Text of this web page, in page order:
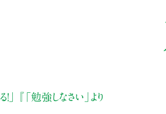
」
『「勉強しなさい」より